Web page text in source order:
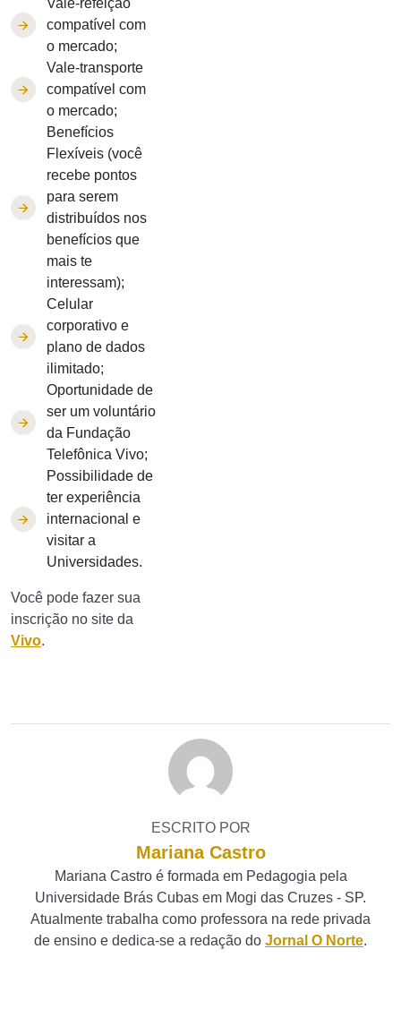
Vale-refeição
compatível com
o mercado;
Vale-transporte
compatível com
o mercado;
Benefícios
Flexíveis (você
recebe pontos
para serem
distribuídos nos
benefícios que
mais te
interessam);
Celular
corporativo e
plano de dados
ilimitado;
Oportunidade de
ser um voluntário
da Fundação
Telefônica Vivo;
Possibilidade de
ter experiência
internacional e
visitar a
Universidades.
Você pode fazer sua
inscrição no site da
Vivo.
ESCRITO POR
Mariana Castro
Mariana Castro é formada em Pedagogia pela
Universidade Brás Cubas em Mogi das Cruzes - SP.
Atualmente trabalha como professora na rede privada
de ensino e dedica-se a redação do Jornal O Norte.